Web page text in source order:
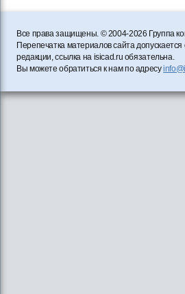
Все права защищены. © 2004-2026 Группа
Перепечатка материалов сайта допускается
редакции, ссылка на isicad.ru обязательна.
Вы можете обратиться к нам по адресу